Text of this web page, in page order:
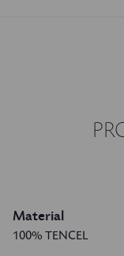
Material
100% TENCEL